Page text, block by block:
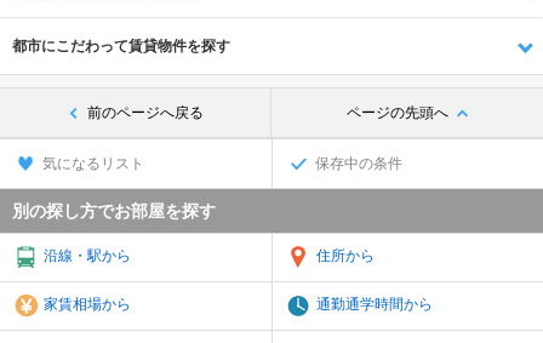
都市にこだわって賃貸物件を探す
前のページへ戻る ページの先頭へ
気になるリスト 保存中の条件
別の探し方でお部屋を探す
沿線・駅から 住所から
家賃相場から 通勤通学時間から